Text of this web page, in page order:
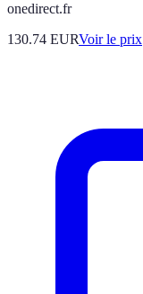
onedirect.fr
130.74 EURVoir le prix